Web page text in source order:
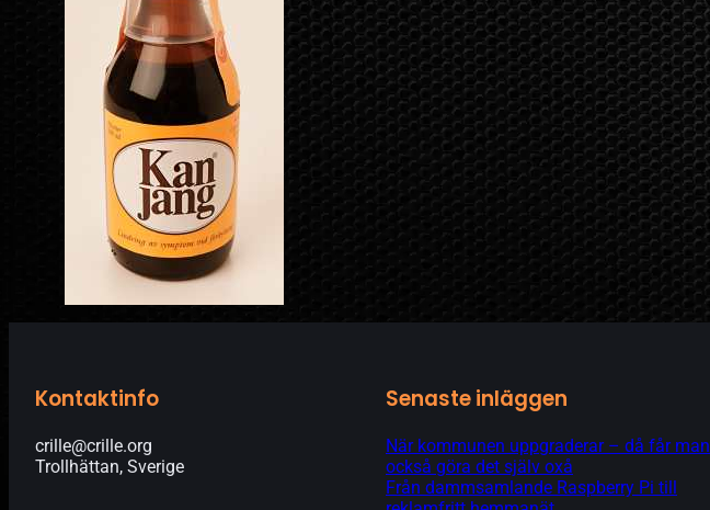
Kontaktinfo
crille@crille.org
Trollhättan, Sverige
Senaste inläggen
När kommunen uppgraderar – då får man
också göra det själv oxå
Från dammsamlande Raspberry Pi till